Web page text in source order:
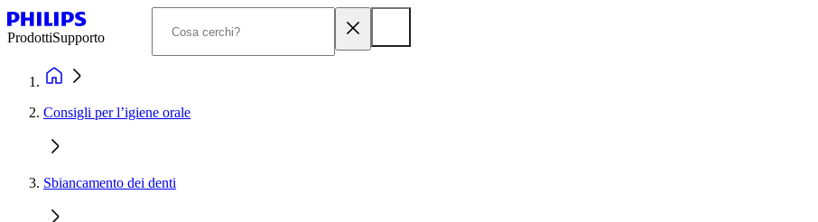
ProdottiSupporto
Consigli per l’igiene orale
Sbiancamento dei denti